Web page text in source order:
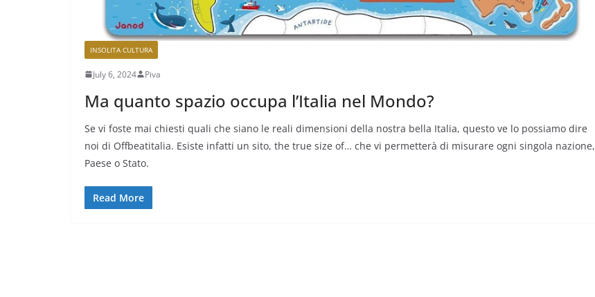
INSOLITA CULTURA
July 6, 2024 Piva
Ma quanto spazio occupa l’Italia nel Mondo?
Se vi foste mai chiesti quali che siano le reali dimensioni della nostra bella Italia, questo ve lo possiamo dire
noi di Offbeatitalia. Esiste infatti un sito, the true size of… che vi permetterà di misurare ogni singola nazione,
Paese o Stato.
Read More